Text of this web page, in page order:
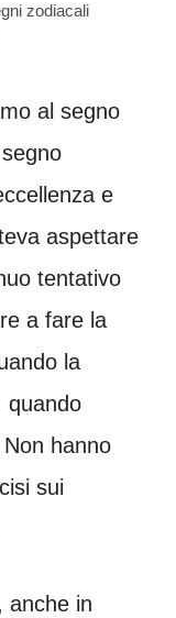
zodiacali
al segno
e
aspettare
tentativo
a fare la
la
quando
hanno
sui
anche in